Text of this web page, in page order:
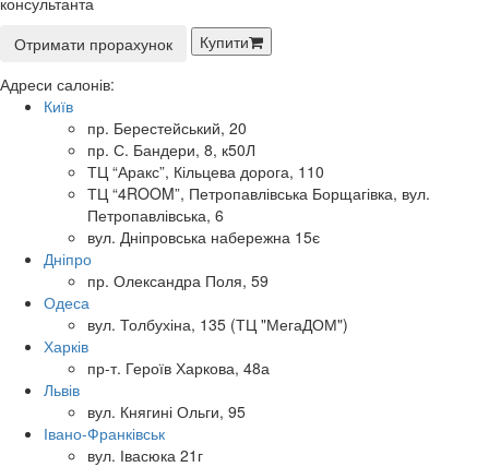
Отримати прорахунок
Купити
Адреси салонів:
Київ
пр. Берестейський, 20
пр. С. Бандери, 8, к50Л
ТЦ “Аракс”, Кільцева дорога, 110
ТЦ “4ROOM”, Петропавлівська Борщагівка, вул.
Петропавлівська, 6
вул. Дніпровська набережна 15є
Дніпро
пр. Олександра Поля, 59
Одеса
вул. Толбухіна, 135 (ТЦ "МегаДОМ")
Харків
пр-т. Героїв Харкова, 48а
Львів
вул. Княгині Ольги, 95
Івано-Франківськ
вул. Івасюка 21г